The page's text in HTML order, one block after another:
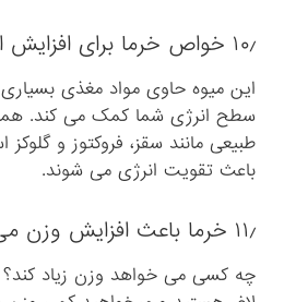
۱۰٫ خواص خرما برای افزایش انرژی:
این میوه حاوی مواد مغذی
سطح انرژی شما کمک می کند.
طبیعی مانند سقز، فروکتوز و
باعث تقویت انرژی می شوند.
۱۱٫ خرما باعث افزایش وزن می شود:
چه کسی می خواهد وزن زیاد